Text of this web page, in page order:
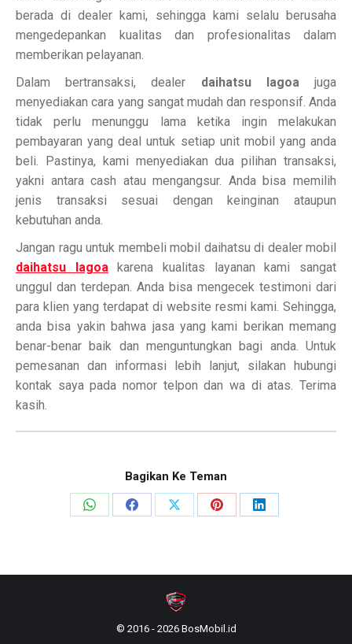
berada di dealer kami, sehingga kami selalu berusaha
mengedepankan kualitas dan profesionalitas dalam
memberikan pelayanan.
Dalam bertransaksi, dealer daihatsu lagoajuga
menyediakan cara yang sangat mudah dan responsif. Anda
tidak perlu menunggu lama ketika ingin melakukan
pembayaran yang deal untuk setiap unit mobil yang anda
beli. Pastinya, kami menyediakan dua pilihan transaksi,
yakni antara cash atau mengangsur. Anda bisa memilih
jenis transaksi sesuai dengan keinginan ataupun
kebutuhan anda.
Jangan ragu untuk membeli mobil daihatsu di dealer mobil
daihatsu lagoakarena kualitas layanan kami sangat
unggul dan terdepan. Anda bisa mengecek testimoni dari
para klien yang terdapat di website resmi kami. Sehingga,
anda bisa yakin bahwa jasa yang kami berikan memang
benar-benar baik dan menguntungkan bagi anda. Untuk
pemesanan dan informasi lebih lanjut, silakan hubungi
kontak saya pada nomor telpon dan wa di atas. Terima
kasih.
Bagikan Ke Teman
Share
Share
Share
Share
Share
© 2016 - 2026 BosMobil.id